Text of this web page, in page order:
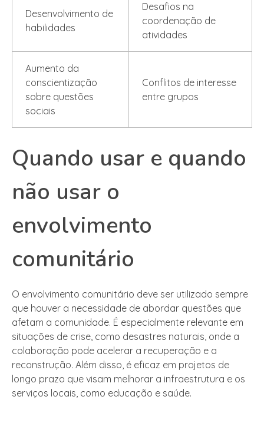
Desenvolvimento de
habilidades
Desafios na
coordenação de
atividades
Aumento da
conscientização
sobre questões
sociais
Conflitos de interesse
entre grupos
Quando usar e quando
não usar o
envolvimento
comunitário
O envolvimento comunitário deve ser utilizado sempre
que houver a necessidade de abordar questões que
afetam a comunidade. É especialmente relevante em
situações de crise, como desastres naturais, onde a
colaboração pode acelerar a recuperação e a
reconstrução. Além disso, é eficaz em projetos de
longo prazo que visam melhorar a infraestrutura e os
serviços locais, como educação e saúde.